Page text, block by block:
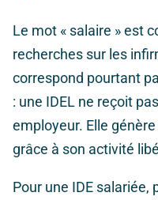
Le mot « salaire » est
recherches sur les
correspond pourtant
: une IDEL ne reçoit
employeur. Elle
grâce à son activité
Pour une IDE salariée,